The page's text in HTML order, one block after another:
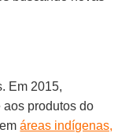
Em 2015,
aos produtos do
áreas indígenas,